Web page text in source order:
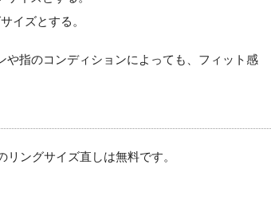
ズとする。
や指のコンディションによっても、フィット感
ングサイズ直しは無料です。